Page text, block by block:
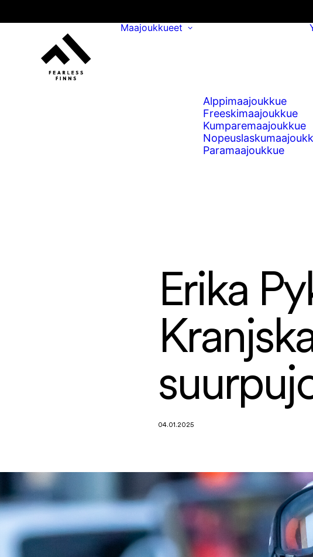
Maajoukkueet
Alppimaajoukkue
Freeskimaajoukkue
Kumparemaajoukkue
Paramaajoukkue
Erika
04.01.2025